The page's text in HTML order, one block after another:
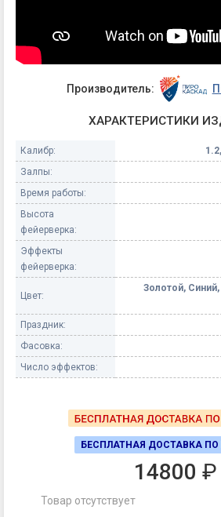
Производитель:
ХАРАКТЕРИСТИКИ
Калибр:
Залпы:
Время работы:
Высота
фейерверка:
Эффекты
фейерверка:
Цвет:
Золотой,
Праздник:
Фасовка:
Число эффектов:
БЕСПЛАТНАЯ ДОСТАВКА ПО
14800 ₽
Товар отсутствует